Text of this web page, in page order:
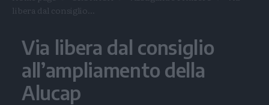
libera dal consiglio...
Via libera dal consiglio
all’ampliamento della
Alucap